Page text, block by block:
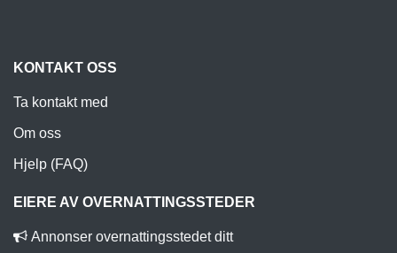
KONTAKT OSS
Ta kontakt med
Om oss
Hjelp (FAQ)
EIERE AV OVERNATTINGSSTEDER
Annonser overnattingsstedet ditt